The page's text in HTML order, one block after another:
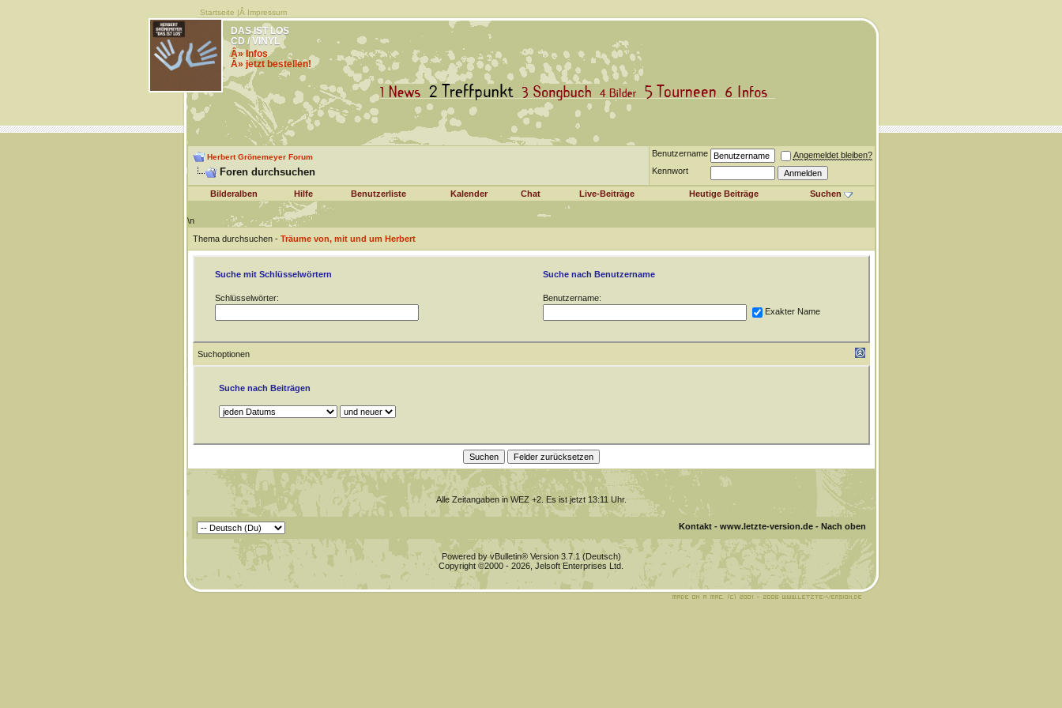
Startseite |Â Impressum
DAS IST LOS
CD / VINYL
Â» Infos
Â» jetzt bestellen!
Herbert Grönemeyer Forum
Foren durchsuchen
Benutzername
Angemeldet bleiben?
Kennwort
Bilderalben Hilfe Benutzerliste Kalender Chat Live-Beiträge Heutige Beiträge Suchen
\n
Thema durchsuchen - Träume von, mit und um Herbert
Suche mit Schlüsselwörtern
Schlüsselwörter:
Suche nach Benutzername
Benutzername:
Exakter Name
Suchoptionen
Suche nach Beiträgen
Alle Zeitangaben in WEZ +2. Es ist jetzt13:11Uhr.
Kontakt- www.letzte-version.de- Nach oben
Powered by vBulletin® Version 3.7.1 (Deutsch)
Copyright ©2000 - 2026, Jelsoft Enterprises Ltd.